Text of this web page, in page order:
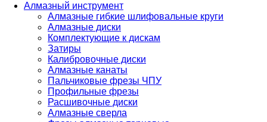
Алмазный инструмент
Алмазные гибкие шлифовальные круги
Алмазные диски
Комплектующие к дискам
Затиры
Калибровочные диски
Алмазные канаты
Пальчиковые фрезы ЧПУ
Профильные фрезы
Расшивочные диски
Алмазные сверла